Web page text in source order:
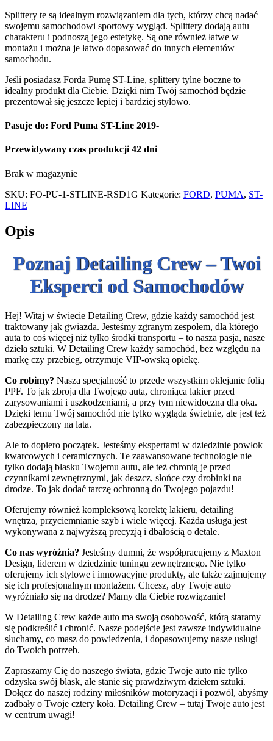
Splittery te są idealnym rozwiązaniem dla tych, którzy chcą nadać
swojemu samochodowi sportowy wygląd. Splittery dodają autu
charakteru i podnoszą jego estetykę. Są one również łatwe w
montażu i można je łatwo dopasować do innych elementów
samochodu.
Jeśli posiadasz Forda Pumę ST-Line, splittery tylne boczne to
idealny produkt dla Ciebie. Dzięki nim Twój samochód będzie
prezentował się jeszcze lepiej i bardziej stylowo.
Pasuje do: Ford Puma ST-Line 2019-
Przewidywany czas produkcji 42 dni
Brak w magazynie
SKU: FO-PU-1-STLINE-RSD1G Kategorie: FORD, PUMA, ST-
LINE
Opis
Poznaj Detailing Crew – Twoi
Eksperci od Samochodów
Hej! Witaj w świecie Detailing Crew, gdzie każdy samochód jest
traktowany jak gwiazda. Jesteśmy zgranym zespołem, dla którego
auta to coś więcej niż tylko środki transportu – to nasza pasja, nasze
dzieła sztuki. W Detailing Crew każdy samochód, bez względu na
markę czy przebieg, otrzymuje VIP-owską opiekę.
Co robimy? Nasza specjalność to przede wszystkim oklejanie folią
PPF. To jak zbroja dla Twojego auta, chroniąca lakier przed
zarysowaniami i uszkodzeniami, a przy tym niewidoczna dla oka.
Dzięki temu Twój samochód nie tylko wygląda świetnie, ale jest też
zabezpieczony na lata.
Ale to dopiero początek. Jesteśmy ekspertami w dziedzinie powłok
kwarcowych i ceramicznych. Te zaawansowane technologie nie
tylko dodają blasku Twojemu autu, ale też chronią je przed
czynnikami zewnętrznymi, jak deszcz, słońce czy drobinki na
drodze. To jak dodać tarczę ochronną do Twojego pojazdu!
Oferujemy również kompleksową korektę lakieru, detailing
wnętrza, przyciemnianie szyb i wiele więcej. Każda usługa jest
wykonywana z najwyższą precyzją i dbałością o detale.
Co nas wyróżnia? Jesteśmy dumni, że współpracujemy z Maxton
Design, liderem w dziedzinie tuningu zewnętrznego. Nie tylko
oferujemy ich stylowe i innowacyjne produkty, ale także zajmujemy
się ich profesjonalnym montażem. Chcesz, aby Twoje auto
wyróżniało się na drodze? Mamy dla Ciebie rozwiązanie!
W Detailing Crew każde auto ma swoją osobowość, którą staramy
się podkreślić i chronić. Nasze podejście jest zawsze indywidualne –
słuchamy, co masz do powiedzenia, i dopasowujemy nasze usługi
do Twoich potrzeb.
Zapraszamy Cię do naszego świata, gdzie Twoje auto nie tylko
odzyska swój blask, ale stanie się prawdziwym dziełem sztuki.
Dołącz do naszej rodziny miłośników motoryzacji i pozwól, abyśmy
zadbały o Twoje cztery koła. Detailing Crew – tutaj Twoje auto jest
w centrum uwagi!